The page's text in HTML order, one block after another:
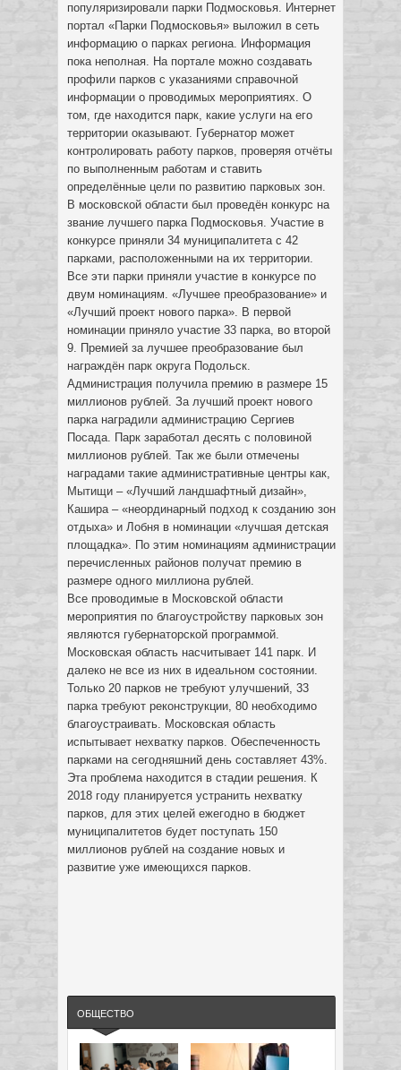
популяризировали парки Подмосковья. Интернет
портал «Парки Подмосковья» выложил в сеть
информацию о парках региона. Информация
пока неполная. На портале можно создавать
профили парков с указаниями справочной
информации о проводимых мероприятиях. О
том, где находится парк, какие услуги на его
территории оказывают. Губернатор может
контролировать работу парков, проверяя отчёты
по выполненным работам и ставить
определённые цели по развитию парковых зон.
В московской области был проведён конкурс на
звание лучшего парка Подмосковья. Участие в
конкурсе приняли 34 муниципалитета с 42
парками, расположенными на их территории.
Все эти парки приняли участие в конкурсе по
двум номинациям. «Лучшее преобразование» и
«Лучший проект нового парка». В первой
номинации приняло участие 33 парка, во второй
9. Премией за лучшее преобразование был
награждён парк округа Подольск.
Администрация получила премию в размере 15
миллионов рублей. За лучший проект нового
парка наградили администрацию Сергиев
Посада. Парк заработал десять с половиной
миллионов рублей. Так же были отмечены
наградами такие административные центры как,
Мытищи – «Лучший ландшафтный дизайн»,
Кашира – «неординарный подход к созданию зон
отдыха» и Лобня в номинации «лучшая детская
площадка». По этим номинациям администрации
перечисленных районов получат премию в
размере одного миллиона рублей.
Все проводимые в Московской области
мероприятия по благоустройству парковых зон
являются губернаторской программой.
Московская область насчитывает 141 парк. И
далеко не все из них в идеальном состоянии.
Только 20 парков не требуют улучшений, 33
парка требуют реконструкции, 80 необходимо
благоустраивать. Московская область
испытывает нехватку парков. Обеспеченность
парками на сегодняшний день составляет 43%.
Эта проблема находится в стадии решения. К
2018 году планируется устранить нехватку
парков, для этих целей ежегодно в бюджет
муниципалитетов будет поступать 150
миллионов рублей на создание новых и
развитие уже имеющихся парков.
ОБЩЕСТВО